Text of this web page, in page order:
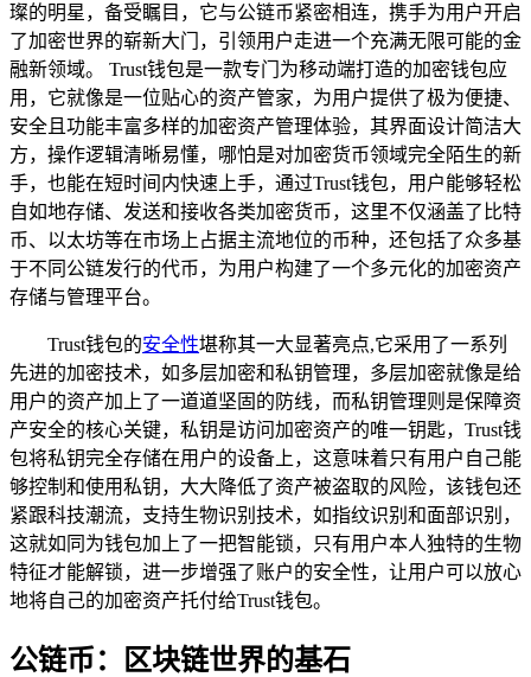
璨的明星，备受瞩目，它与公链币紧密相连，携手为用户开启
了加密世界的崭新大门，引领用户走进一个充满无限可能的金
融新领域。 Trust钱包是一款专门为移动端打造的加密钱包应
用，它就像是一位贴心的资产管家，为用户提供了极为便捷、
安全且功能丰富多样的加密资产管理体验，其界面设计简洁大
方，操作逻辑清晰易懂，哪怕是对加密货币领域完全陌生的新
手，也能在短时间内快速上手，通过Trust钱包，用户能够轻松
自如地存储、发送和接收各类加密货币，这里不仅涵盖了比特
币、以太坊等在市场上占据主流地位的币种，还包括了众多基
于不同公链发行的代币，为用户构建了一个多元化的加密资产
存储与管理平台。
Trust钱包的安全性堪称其一大显著亮点,它采用了一系列
先进的加密技术，如多层加密和私钥管理，多层加密就像是给
用户的资产加上了一道道坚固的防线，而私钥管理则是保障资
产安全的核心关键，私钥是访问加密资产的唯一钥匙，Trust钱
包将私钥完全存储在用户的设备上，这意味着只有用户自己能
够控制和使用私钥，大大降低了资产被盗取的风险，该钱包还
紧跟科技潮流，支持生物识别技术，如指纹识别和面部识别，
这就如同为钱包加上了一把智能锁，只有用户本人独特的生物
特征才能解锁，进一步增强了账户的安全性，让用户可以放心
地将自己的加密资产托付给Trust钱包。
公链币：区块链世界的基石